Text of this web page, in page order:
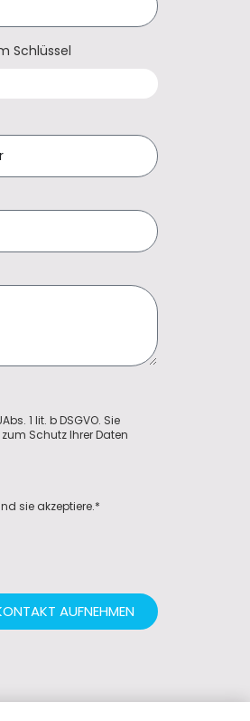
Schlüssel
1 lit. b DSGVO. Sie
Schutz Ihrer Daten
sie akzeptiere.*
KONTAKT AUFNEHMEN